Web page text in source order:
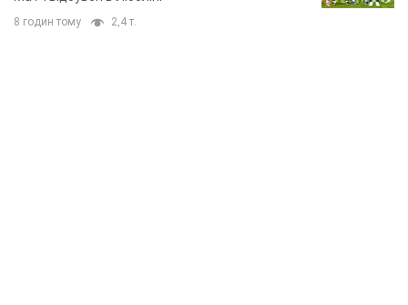
8 годин тому 2,4 т.